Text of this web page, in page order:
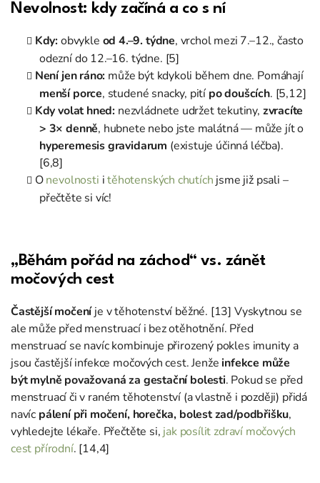
Nevolnost: kdy začíná a co s ní
Kdy:obvykle od 4.–9. týdne, vrchol mezi 7.–12., často
odezní do 12.–16. týdne. [5]
Není jen ráno: může být kdykoli během dne. Pomáhají
menší porce, studené snacky, pití po doušcích. [5,12]
Kdy volat hned: nezvládnete udržet tekutiny, zvracíte
> 3× denně, hubnete nebo jste malátná — může jít o
hyperemesis gravidarum (existuje účinná léčba).
[6,8]
Onevolnosti itěhotenských chutích jsme již psali –
přečtěte si víc!
„Běhám pořád na záchod“ vs. zánět
močových cest
Častější močeníje v těhotenství běžné. [13] Vyskytnou se
ale může před menstruací i bez otěhotnění. Před
menstruací se navíc kombinuje přirozený pokles imunity a
jsou častější infekce močových cest. Jenžeinfekce může
být mylně považovaná za gestační bolesti. Pokud se před
menstruací či v raném těhotenství (a vlastně i později) přidá
navíc pálení při močení, horečka, bolest zad/podbřišku,
vyhledejte lékaře. Přečtěte si, jak posílit zdraví močových
cest přírodní. [14,4]